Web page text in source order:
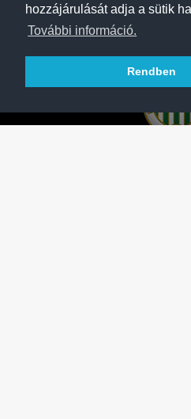
hozzájárulását adja a sütik
További információ.
Rendben